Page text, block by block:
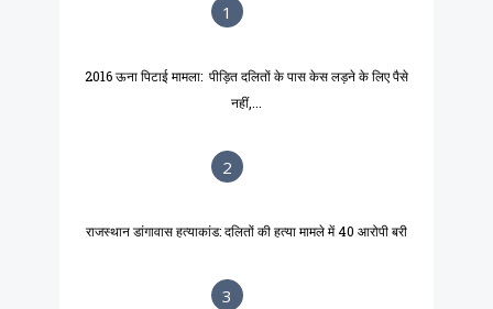
1
2016 ऊना पिटाई मामला: पीड़ित दलितों के पास केस लड़ने के लिए पैसे
नहीं,...
2
राजस्थान डांगावास हत्याकांड: दलितों की हत्या मामले में 40 आरोपी बरी
3